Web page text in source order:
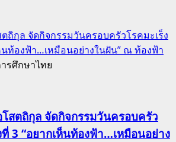
กุล จัดกิจกรรมวันครอบครัวโรคมะเร็ง
นท้องฟ้า…เหมือนอย่างในฝัน” ณ ท้องฟ้า
สตถิกุล จัดกิจกรรมวันครอบครัว
ที่ 3 “อยากเห็นท้องฟ้า…เหมือนอย่าง